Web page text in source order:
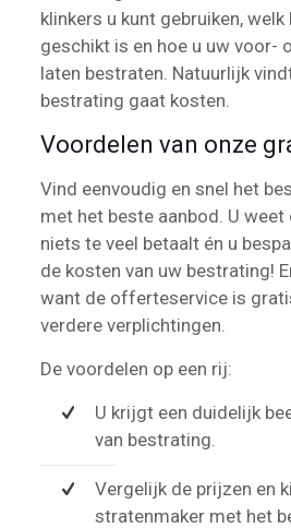
klinkers u kunt gebruiken,
geschikt is en hoe u uw voor-
laten bestraten. Natuurlijk
bestrating gaat kosten.
Voordelen van onze
Vind eenvoudig en snel het
met het beste aanbod. U weet
niets te veel betaalt én u
de kosten van uw bestrating!
want de offerteservice is
verdere verplichtingen.
De voordelen op een rij:
U krijgt een duidelijk
van bestrating.
Vergelijk de prijzen en
stratenmaker met het